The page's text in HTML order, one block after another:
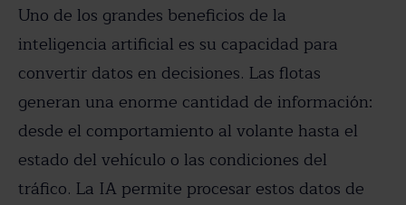
Uno de los grandes beneficios de la
inteligencia artificial es su capacidad para
convertir datos en decisiones. Las flotas
generan una enorme cantidad de información:
desde el comportamiento al volante hasta el
estado del vehículo o las condiciones del
tráfico. La IA permite procesar estos datos de